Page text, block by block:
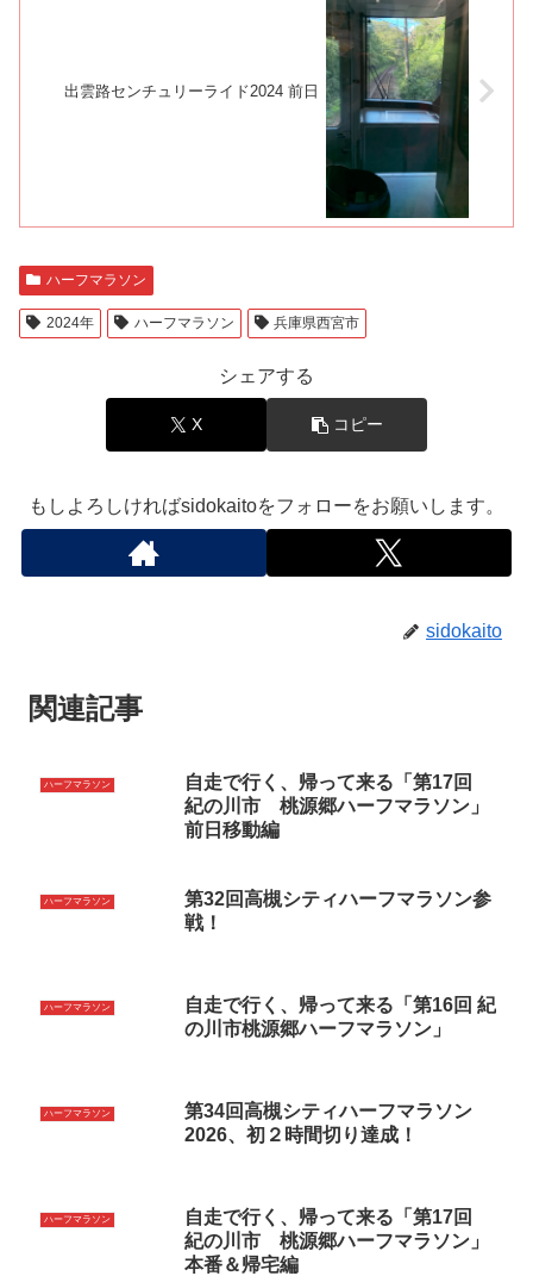
出雲路センチュリーライド2024 前日
ハーフマラソン
2024年 ハーフマラソン 兵庫県西宮市
シェアする
X コピー
もしよろしければsidokaitoをフォローをお願いします。
sidokaito
関連記事
ハーフマラソン
自走で行く、帰って来る「第17回
紀の川市 桃源郷ハーフマラソン」
前日移動編
ハーフマラソン
第32回高槻シティハーフマラソン参
戦！
ハーフマラソン
自走で行く、帰って来る「第16回 紀
の川市桃源郷ハーフマラソン」
ハーフマラソン
第34回高槻シティハーフマラソン
2026、初２時間切り達成！
ハーフマラソン
自走で行く、帰って来る「第17回
紀の川市 桃源郷ハーフマラソン」
本番＆帰宅編